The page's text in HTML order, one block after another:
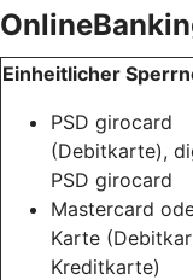
Einheitlicher
PSD girocard
(Debitkarte),
PSD girocard
Mastercard
Karte
Kreditkarte)